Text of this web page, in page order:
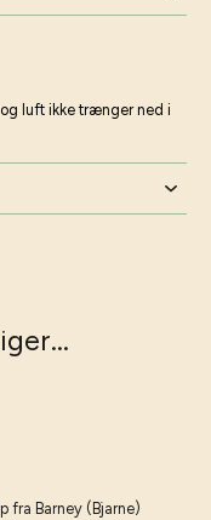
luft ikke trænger ned i
fra Barney (Bjarne)